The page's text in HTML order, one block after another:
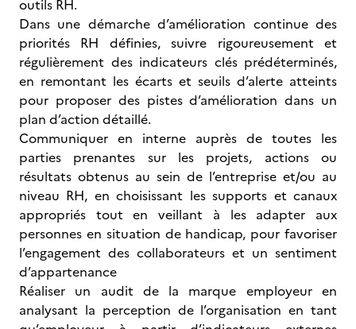
outils RH.
Dans une démarche d’amélioration continue des
priorités RH définies, suivre rigoureusement et
régulièrement des indicateurs clés prédéterminés,
en remontant les écarts et seuils d’alerte atteints
pour proposer des pistes d’amélioration dans un
plan d’action détaillé.
Communiquer en interne auprès de toutes les
parties prenantes sur les projets, actions ou
résultats obtenus au sein de l’entreprise et/ou au
niveau RH, en choisissant les supports et canaux
appropriés tout en veillant à les adapter aux
personnes en situation de handicap, pour favoriser
l’engagement des collaborateurs et un sentiment
d’appartenance
Réaliser un audit de la marque employeur en
analysant la perception de l’organisation en tant